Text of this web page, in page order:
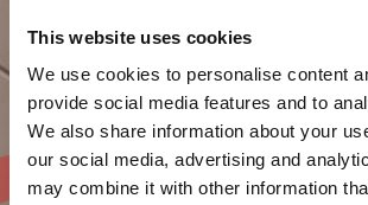
This website uses cookies
We use cookies to personalise content
provide social media features and to
We also share information about your
our social media, advertising and
may combine it with other information